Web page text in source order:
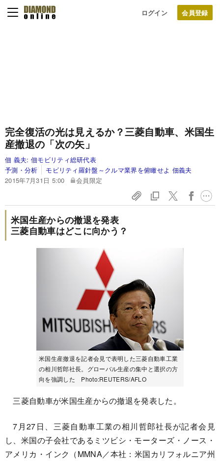
ログイン
完全復活の光は見えるか？三菱自動車、米国生
産撤退の「次の矢」
佃 義夫: 佃モビリティ総研代表
予測・分析
モビリティ羅針盤～クルマ業界を俯瞰せよ 佃義夫
2015年7月31日 5:00
会員限定
米国生産からの撤退を発表
三菱自動車はどこに向かう？
米国生産撤退を記者会見で表明した三菱自動車工業
の相川哲郎社長。グローバル生産の集中と選択の方
向を強調した Photo:REUTERS/AFLO
三菱自動車が米国生産からの撤退を発表した。
7月27日、三菱自動車工業の相川哲郎社長が記者会見
し、米国の子会社であるミツビシ・モーターズ・ノース・
アメリカ・インク（MMNA／本社：米国カリフォルニア州